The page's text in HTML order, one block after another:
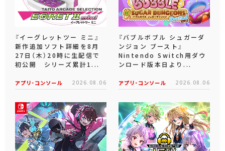
『イーグレットツー ミニ』
新作追加ソフト詳細を8月
27日（木）20時に生配信で
初公開 シリーズ累計1...
アプリ･コンソール 2026.08.06
『バブルボブル シュガーダ
ンジョン ブースト』
Nintendo Switch用ダウ
ンロード版本日より...
アプリ･コンソール 2026.08.06